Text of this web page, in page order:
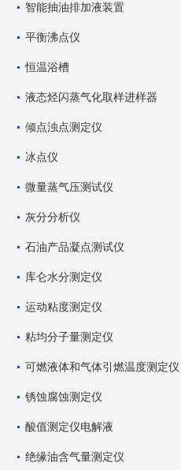
智能抽油排加液装置
平衡沸点仪
恒温浴槽
液态烃闪蒸气化取样进样器
倾点浊点测定仪
冰点仪
微量蒸气压测试仪
灰分分析仪
石油产品凝点测试仪
库仑水分测定仪
运动粘度测定仪
粘均分子量测定仪
可燃液体和气体引燃温度测定仪
锈蚀腐蚀测定仪
酸值测定仪电解液
绝缘油含气量测定仪